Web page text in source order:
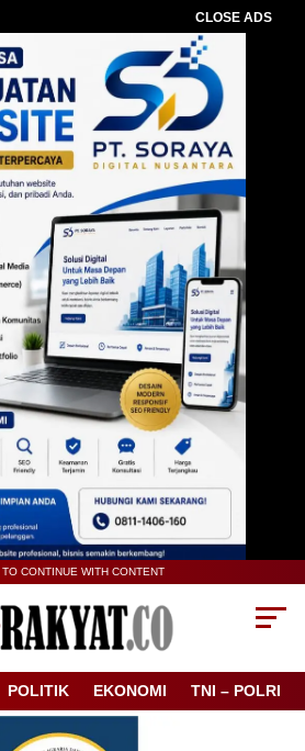
CLOSE ADS
CONTINUE WITH CONTENT
POLITIK EKONOMI TNI – POLRI